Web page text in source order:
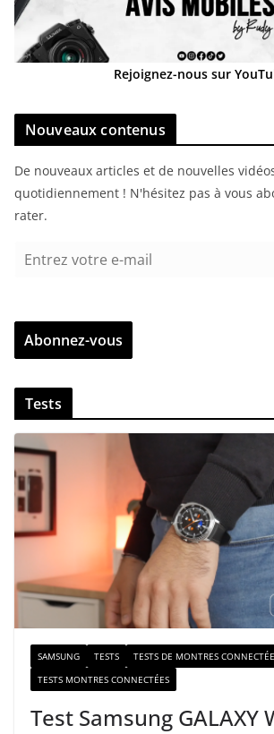
Rejoignez-nous sur
Nouveaux contenus
De nouveaux articles et de nouvelles
quotidiennement ! N'hésitez pas à vous
rater.
r
z
v
t
r
e
e
m
i
Abonnez-vous
Tests
SAMSUNG TESTS
TESTS DE MONTRES
TESTS MONTRES CONNECTÉES
Test Samsung GALAXY